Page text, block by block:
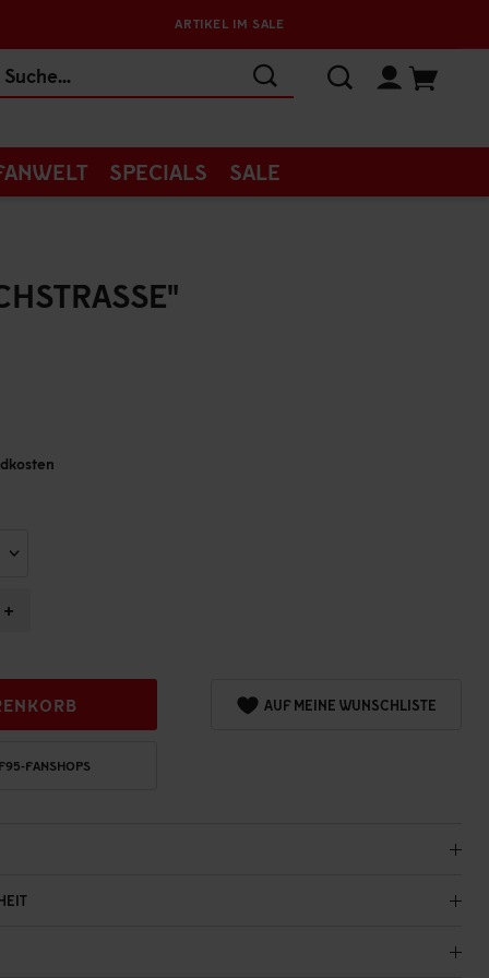
ARTIKEL IM SALE
SPECIALS SALE
+
AUF MEINE WUNSCHLISTE
FANSHOPS